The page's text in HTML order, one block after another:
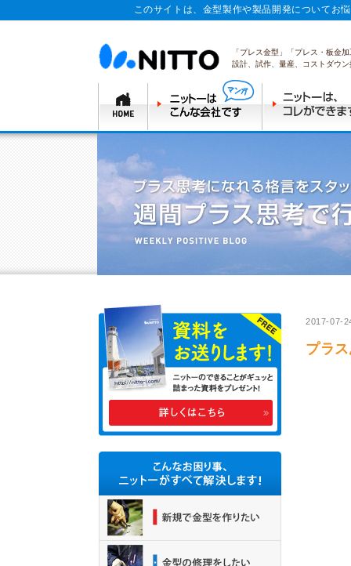
このサイトは、金型製作や製品開発についてお
「プレス金型」「プレス・板金
設計、試作、量産、コストダウ
2017-07-
プラ